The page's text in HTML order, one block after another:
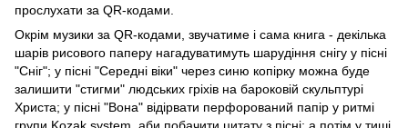
прослухати за QR-кодами.
Окрім музики за QR-кодами, звучатиме і сама книга - декілька
шарів рисового паперу нагадуватимуть шарудіння снігу у пісні
"Сніг"; у пісні "Середні віки" через синю копірку можна буде
залишити "стигми" людських гріхів на бароковій скульптурі
Христа; у пісні "Вона" відірвати перфорований папір у ритмі
групи Kozak system, аби побачити цитату з пісні; а потім у тиші